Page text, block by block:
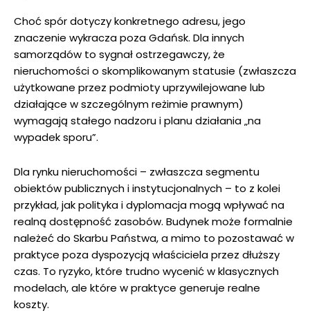
Choć spór dotyczy konkretnego adresu, jego
znaczenie wykracza poza Gdańsk. Dla innych
samorządów to sygnał ostrzegawczy, że
nieruchomości o skomplikowanym statusie (zwłaszcza
użytkowane przez podmioty uprzywilejowane lub
działające w szczególnym reżimie prawnym)
wymagają stałego nadzoru i planu działania „na
wypadek sporu”.
Dla rynku nieruchomości – zwłaszcza segmentu
obiektów publicznych i instytucjonalnych – to z kolei
przykład, jak polityka i dyplomacja mogą wpływać na
realną dostępność zasobów. Budynek może formalnie
należeć do Skarbu Państwa, a mimo to pozostawać w
praktyce poza dyspozycją właściciela przez dłuższy
czas. To ryzyko, które trudno wycenić w klasycznych
modelach, ale które w praktyce generuje realne
koszty.